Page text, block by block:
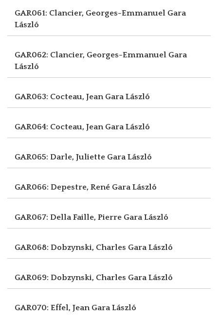
GAR061: Clancier, Georges-Emmanuel Gara
László
GAR062: Clancier, Georges-Emmanuel Gara
László
GAR063: Cocteau, Jean Gara László
GAR064: Cocteau, Jean Gara László
GAR065: Darle, Juliette Gara László
GAR066: Depestre, René Gara László
GAR067: Della Faille, Pierre Gara László
GAR068: Dobzynski, Charles Gara László
GAR069: Dobzynski, Charles Gara László
GAR070: Effel, Jean Gara László